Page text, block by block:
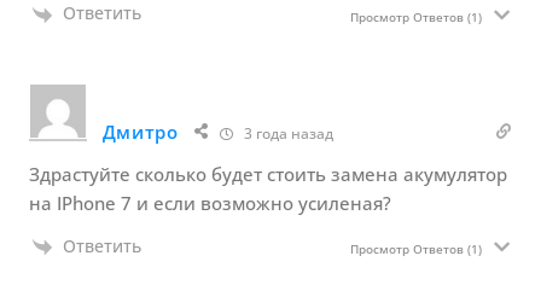
Ответить Просмотр Ответов(1)
Дмитро 3 года назад
Здрастуйте сколько будет стоить замена акумулятор
на IPhone 7 и если возможно усиленая?
Ответить Просмотр Ответов(1)